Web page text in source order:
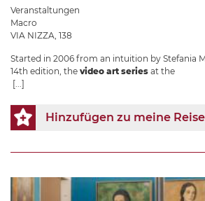
Veranstaltungen
Macro
VIA NIZZA, 138
Started in 2006 from an intuition by Stefania
14th edition, the video art series at the
[...]
Hinzufügen zu meine Reise